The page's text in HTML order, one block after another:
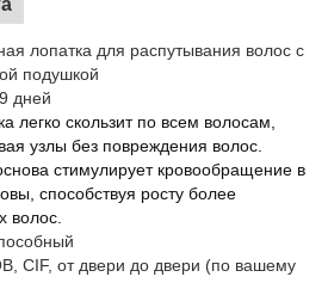
лопатка для распутывания волос с
подушкой
дней
легко скользит по всем волосам,
узлы без повреждения волос.
стимулирует кровообращение в
способствуя росту более
волос.
CIF, от двери до двери (по вашему